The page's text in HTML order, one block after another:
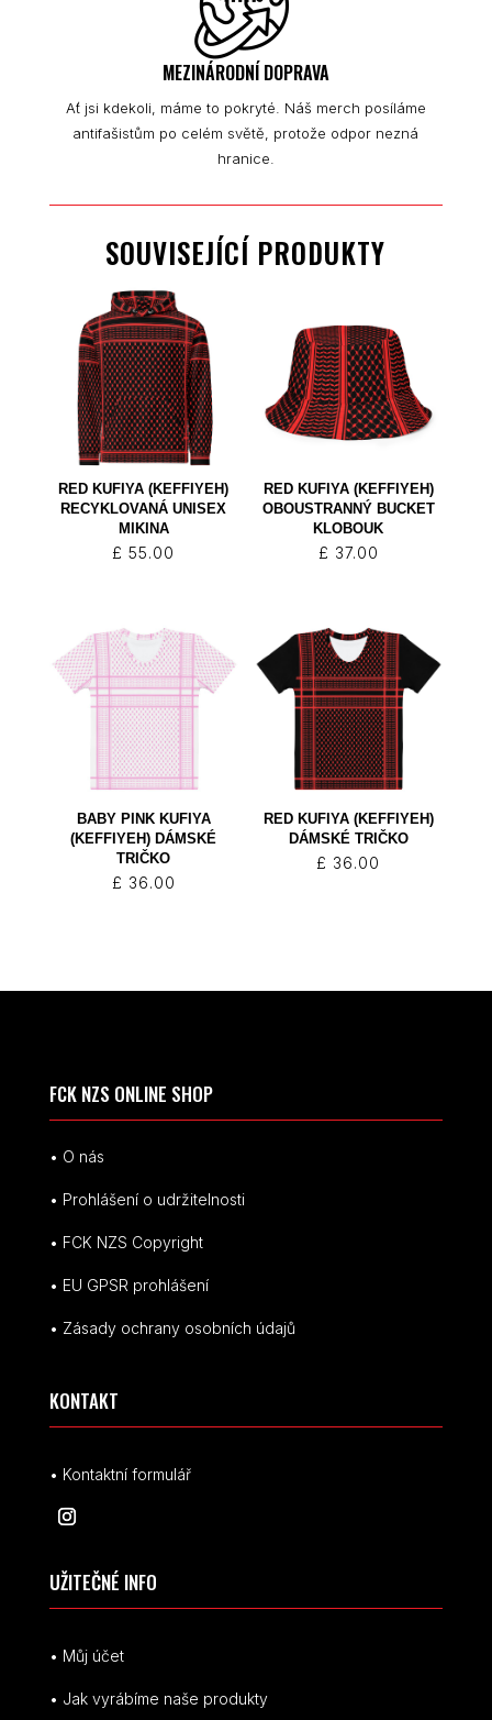
MEZINÁRODNÍ DOPRAVA
Ať jsi kdekoli, máme to pokryté. Náš merch posíláme
antifašistům po celém světě, protože odpor nezná
hranice.
SOUVISEJÍCÍ PRODUKTY
RED KUFIYA (KEFFIYEH)
RECYKLOVANÁ UNISEX
MIKINA
£ 55.00
RED KUFIYA (KEFFIYEH)
OBOUSTRANNÝ BUCKET
KLOBOUK
£ 37.00
BABY PINK KUFIYA
(KEFFIYEH) DÁMSKÉ
TRIČKO
£ 36.00
RED KUFIYA (KEFFIYEH)
DÁMSKÉ TRIČKO
£ 36.00
FCK NZS ONLINE SHOP
• O nás
• Prohlášení o udržitelnosti
• FCK NZS Copyright
• EU GPSR prohlášení
• Zásady ochrany osobních údajů
KONTAKT
• Kontaktní formulář
UŽITEČNÉ INFO
• Můj účet
• Jak vyrábíme naše produkty